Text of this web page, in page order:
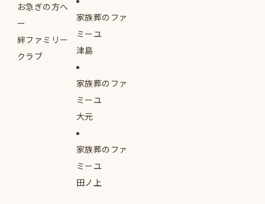
お急ぎの方へ
絆ファミリー
クラブ
家族葬のファ
ミーユ
津島
家族葬のファ
ミーユ
大元
家族葬のファ
ミーユ
田ノ上